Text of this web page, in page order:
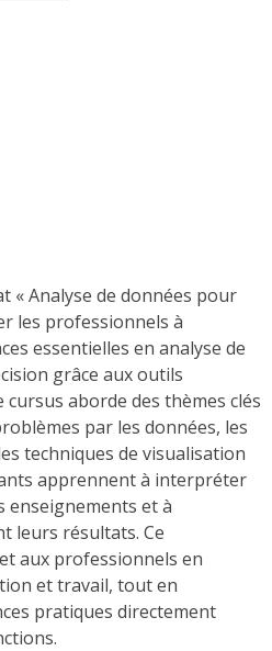
« Analyse de données pour
les professionnels à
essentielles en analyse de
grâce aux outils
cursus aborde des thèmes clés
par les données, les
techniques de visualisation
apprennent à interpréter
enseignements et à
leurs résultats. Ce
aux professionnels en
et travail, tout en
pratiques directement